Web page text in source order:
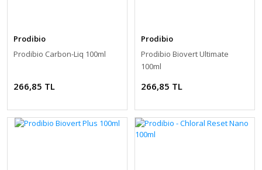
Prodibio
Prodibio Carbon-Liq 100ml
266,85 TL
Prodibio
Prodibio Biovert Ultimate
100ml
266,85 TL